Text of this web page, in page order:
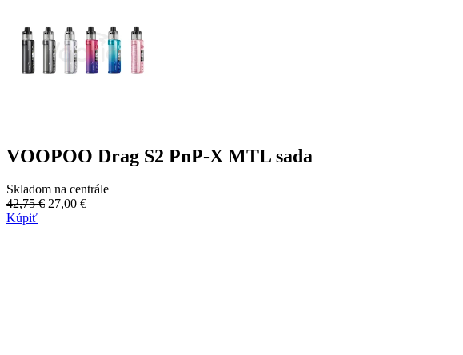
VOOPOO Drag S2 PnP-X MTL sada
Skladom na centrále
42,75 € 27,00 €
Kúpiť